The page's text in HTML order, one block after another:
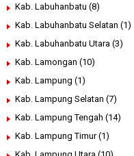
Kab. Labuhanbatu (8)
Kab. Labuhanbatu Selatan (1)
Kab. Labuhanbatu Utara (3)
Kab. Lamongan (10)
Kab. Lampung (1)
Kab. Lampung Selatan (7)
Kab. Lampung Tengah (14)
Kab. Lampung Timur (1)